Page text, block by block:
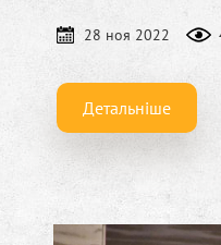
28 ноя 2022
Детальніше